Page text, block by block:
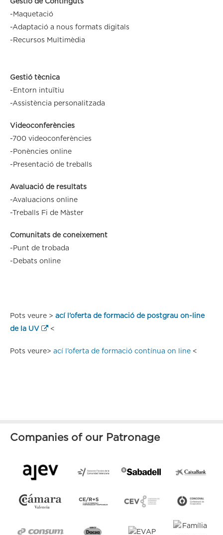
Gestió de Continguts
-Maquetació
-Adaptació a nous formats digitals
-Recursos Multimèdia
Gestió tècnica
-Entorn intuïtiu
-Assistència personalitzada
Videoconferències
-700 videoconferències
-Ponències online
-Presentació de treballs
Avaluació de resultats
-Avaluacions online
-Treballs Fi de Màster
Comunitats de coneixement
-Punt de trobada
-Debats online
Pots veure > ací l’oferta de formació de postgrau on-line
de la UV
<
Pots veure> ací l’oferta de formació contínua on line <
Companies of our Patronage